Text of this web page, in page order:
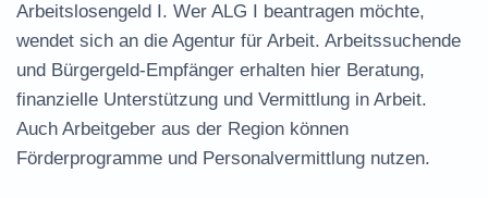
Arbeitslosengeld I. Wer ALG I beantragen möchte,
wendet sich an die Agentur für Arbeit. Arbeitssuchende
und Bürgergeld-Empfänger erhalten hier Beratung,
finanzielle Unterstützung und Vermittlung in Arbeit.
Auch Arbeitgeber aus der Region können
Förderprogramme und Personalvermittlung nutzen.